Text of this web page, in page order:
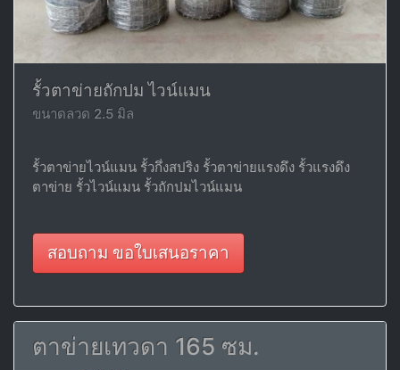
รั้วตาข่ายถักปม ไวน์แมน
ขนาดลวด 2.5 มิล
รั้วตาข่ายไวน์แมน รั้วกึ่งสปริง รั้วตาข่ายแรงดึง รั้วแรงดึง
ตาข่าย รั้วไวน์แมน รั้วถักปมไวน์แมน
สอบถาม ขอใบเสนอราคา
ตาข่ายเทวดา 165 ซม.